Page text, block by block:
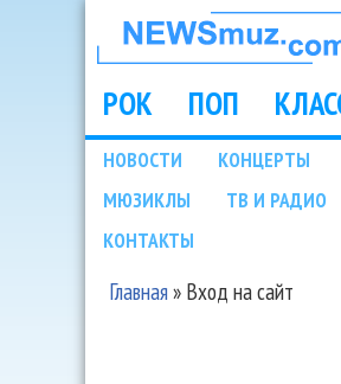
НОВОСТИ
МУЗЫКИ И
ШОУ БИЗНЕСА
NEWSMUZ.COM
Main menu
РОК ПОП
НОВОСТИ КОНЦЕРТЫ
МЮЗИКЛЫ
ТВ И РАДИО
КОНТАКТЫ
Вы здесь
Главная» Вход на сайт